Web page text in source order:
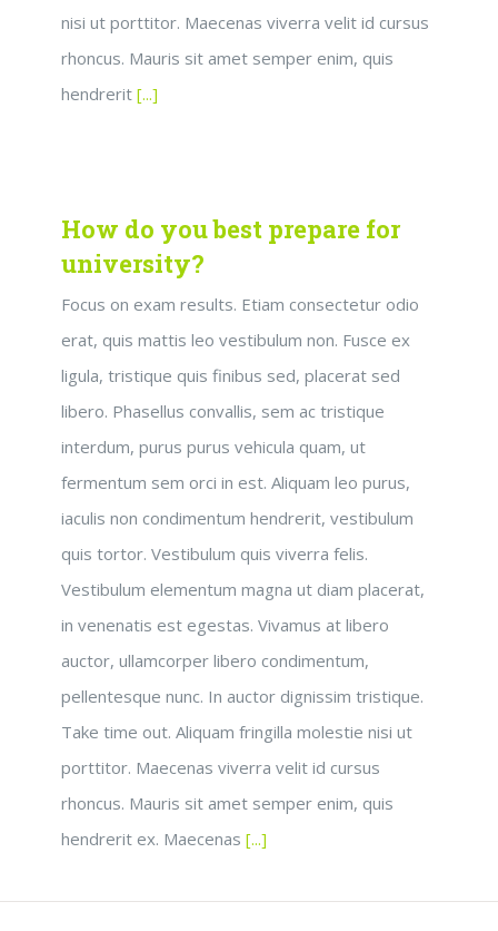
nisi ut porttitor. Maecenas viverra velit id cursus
rhoncus. Mauris sit amet semper enim, quis
hendrerit [...]
How do you best prepare for
university?
Focus on exam results. Etiam consectetur odio
erat, quis mattis leo vestibulum non. Fusce ex
ligula, tristique quis finibus sed, placerat sed
libero. Phasellus convallis, sem ac tristique
interdum, purus purus vehicula quam, ut
fermentum sem orci in est. Aliquam leo purus,
iaculis non condimentum hendrerit, vestibulum
quis tortor. Vestibulum quis viverra felis.
Vestibulum elementum magna ut diam placerat,
in venenatis est egestas. Vivamus at libero
auctor, ullamcorper libero condimentum,
pellentesque nunc. In auctor dignissim tristique.
Take time out. Aliquam fringilla molestie nisi ut
porttitor. Maecenas viverra velit id cursus
rhoncus. Mauris sit amet semper enim, quis
hendrerit ex. Maecenas [...]